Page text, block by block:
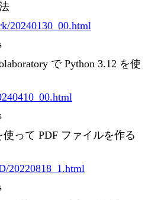
20240130_00.html
で Python 3.12 を使
使って PDF ファイルを作る
20220818_1.html